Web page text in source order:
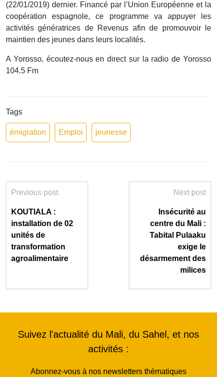
(22/01/2019) dernier. Financé par l’Union Européenne et la
coopération espagnole, ce programme va appuyer les
activités génératrices de Revenus afin de promouvoir le
maintien des jeunes dans leurs localités.
A Yorosso, écoutez-nous en direct sur la radio de Yorosso
104.5 Fm
Tags
émigration Emploi jeunesse
Previous post
KOUTIALA :
installation de 02
unités de
transformation
agroalimentaire
Next post
Insécurité au
centre du Mali :
Tabital Pulaaku
exige le
désarmement des
milices
Suivez l'actualité du Mali, du Sahel, et nos
activités :
Abonnez-vous à nos newsletters thématiques